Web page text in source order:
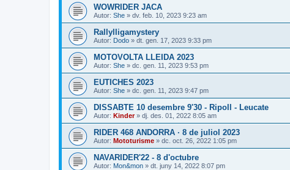
WOWRIDER JACA
Autor: She » dv. feb. 10, 2023 9:23 am
Rallylligamystery
Autor: Dodo » dt. gen. 17, 2023 9:33 pm
MOTOVOLTA LLEIDA 2023
Autor: She » dc. gen. 11, 2023 9:53 pm
EUTICHES 2023
Autor: She » dc. gen. 11, 2023 9:47 pm
DISSABTE 10 desembre 9'30 - Ripoll - Leucate
Autor: Kinder» dj. des. 01, 2022 8:05 am
RIDER 468 ANDORRA · 8 de juliol 2023
Autor: Mototurisme » dc. oct. 26, 2022 1:05 pm
NAVARIDER'22 - 8 d'octubre
Autor: Mon&mon » dt. juny 14, 2022 8:07 pm